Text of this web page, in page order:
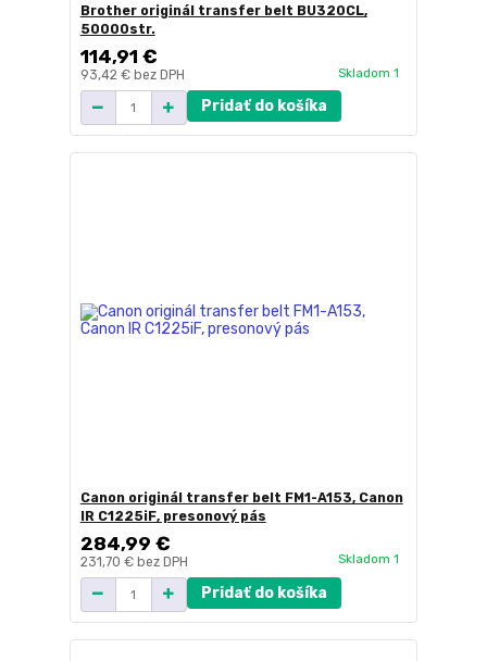
Brother originál transfer belt BU320CL,
50000str.
114,91 €
93,42 € bez DPH Skladom 1
Pridať do košíka
Canon originál transfer belt FM1-A153, Canon
IR C1225iF, presonový pás
284,99 €
231,70 € bez DPH Skladom 1
Pridať do košíka